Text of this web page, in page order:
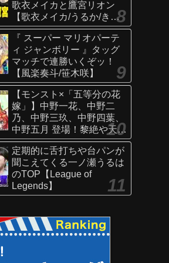
歌衣メイカと鷹宮リオン
【歌衣メイカ/うるか/きな
こ/ありさか/鷹宮リオン】
『 スーパー マリオパーテ
ィ ジャンボリー 』タッグ
マッチで連勝いくぞッ！
【風楽奏斗/笹木咲】
【モンスト×「五等分の花
嫁」】中野一花、中野二
乃、中野三玖、中野四葉、
中野五月 登場！黎絶や天魔
の孤城〜空中庭園〜などで
活躍！オリジナルSSにも注
目！【新キャラ使ってみた
｜モンスト公式】
定期的に舌打ちや台パンが
聞こえてくる一ノ瀬うるは
のTOP【League of
Legends】